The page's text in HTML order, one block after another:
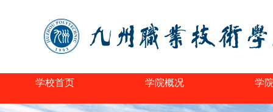
学校首页 学院概况 学